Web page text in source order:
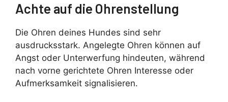
Achte auf die Ohrenstellung
Die Ohren deines Hundes sind sehr
ausdrucksstark. Angelegte Ohren können auf
Angst oder Unterwerfung hindeuten, während
nach vorne gerichtete Ohren Interesse oder
Aufmerksamkeit signalisieren.